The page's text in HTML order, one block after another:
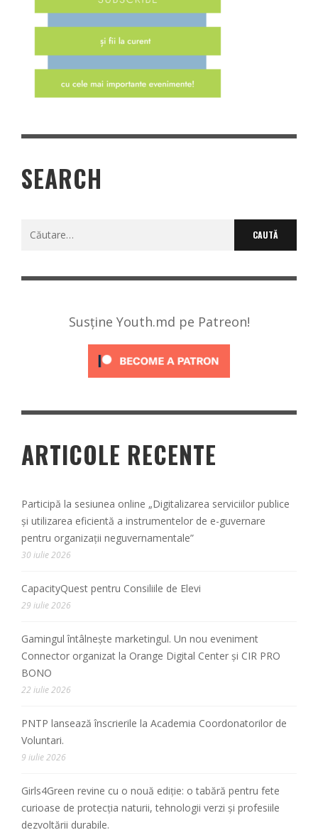
SEARCH
Caută
Susține Youth.md pe Patreon!
ARTICOLE RECENTE
Participă la sesiunea online „Digitalizarea serviciilor publice
și utilizarea eficientă a instrumentelor de e-guvernare
pentru organizații neguvernamentale”
30 iulie 2026
CapacityQuest pentru Consiliile de Elevi
29 iulie 2026
Gamingul întâlnește marketingul. Un nou eveniment
Connector organizat la Orange Digital Center și CIR PRO
BONO
22 iulie 2026
PNTP lansează înscrierile la Academia Coordonatorilor de
Voluntari.
9 iulie 2026
Girls4Green revine cu o nouă ediție: o tabără pentru fete
curioase de protecția naturii, tehnologii verzi și profesiile
dezvoltării durabile.